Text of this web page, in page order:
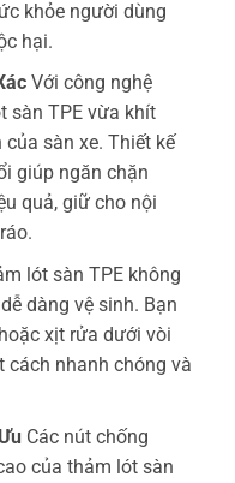
khỏe người dùng
hại.
Với công nghệ
sàn TPE vừa khít
sàn xe. Thiết kế
giúp ngăn chặn
quả, giữ cho nội
lót sàn TPE không
dàng vệ sinh. Bạn
xịt rửa dưới vòi
nhanh chóng và
Các nút chống
của thảm lót sàn